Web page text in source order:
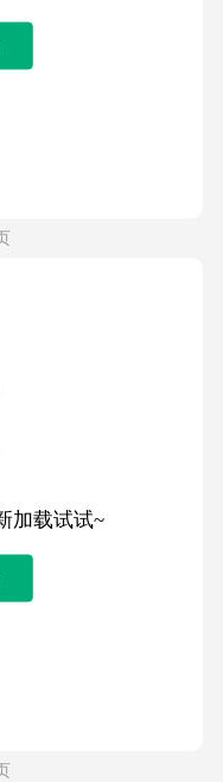
加载试试~